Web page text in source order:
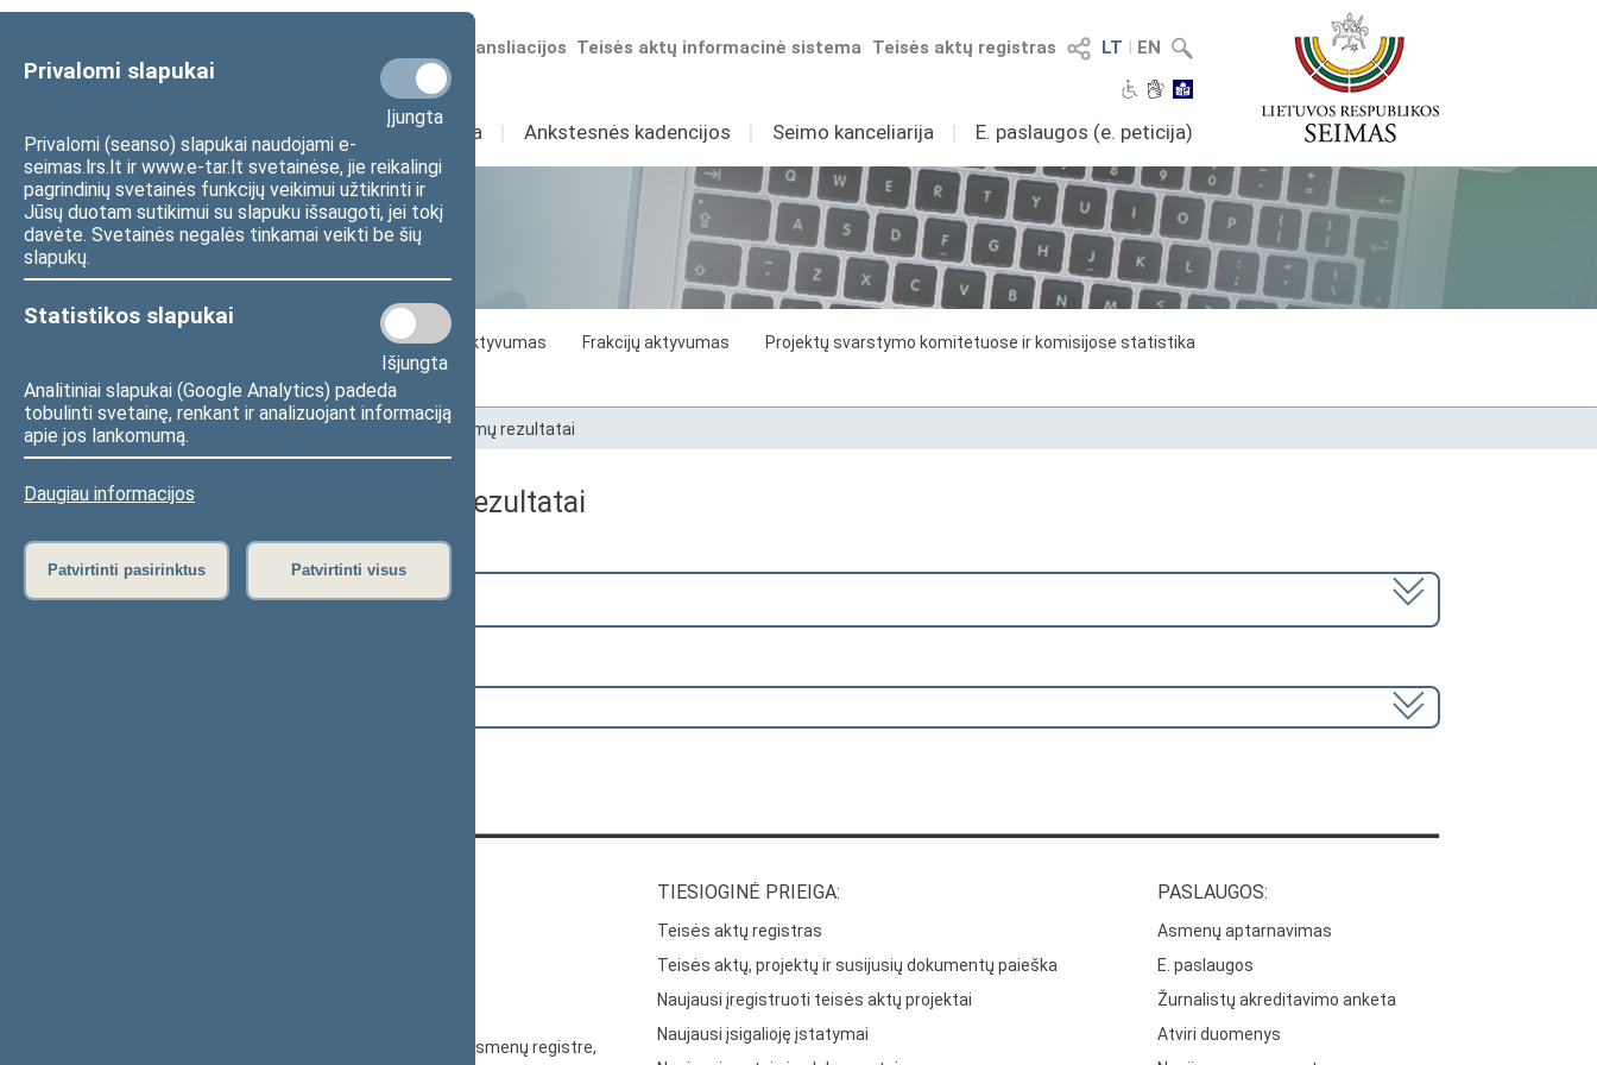
Privalomi slapukai
Įjungta
Privalomi (seanso) slapukai naudojami e-
seimas.lrs.lt ir www.e-tar.lt svetainėse, jie reikalingi
pagrindinių svetainės funkcijų veikimui užtikrinti ir
Jūsų duotam sutikimui su slapuku išsaugoti, jei tokį
davėte. Svetainės negalės tinkamai veikti be šių
slapukų.
Statistikos slapukai
Išjungta
Analitiniai slapukai (Google Analytics) padeda
tobulinti svetainę, renkant ir analizuojant informaciją
apie jos lankomumą.
Daugiau informacijos
Patvirtinti pasirinktus Patvirtinti visus
LT I EN
Teisės aktų registras
Teisės aktų informacinė sistema
Numatomos transliacijos
Sudėtis Veikla I Ankstesnės kadencijos I Seimo kanceliarija I E. paslaugos (e. peticija)
Statistika
Seimo narių aktyvumas Frakcijų aktyvumas
Projektų svarstymo komitetuose ir komisijose statistika
Seimo narių balsavimų rezultatai
Pradžia Seimo narių balsavimų rezultatai
Seimo narių balsavimų rezultatai
Pasirinkite kadenciją:
2024–2028 metų kadencija
Duomenys kaupiami ir saugomi Juridinių asmenų registre,
TIESIOGINĖ PRIEIGA:
Teisės aktų registras
Teisės aktų, projektų ir susijusių dokumentų paieška
Naujausi įregistruoti teisės aktų projektai
Naujausi įsigalioję įstatymai
PASLAUGOS:
Asmenų aptarnavimas
E. paslaugos
Žurnalistų akreditavimo anketa
Atviri duomenys